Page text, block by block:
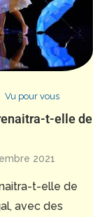
Vu pour vous
t-elle de
2021
t-elle de
avec des